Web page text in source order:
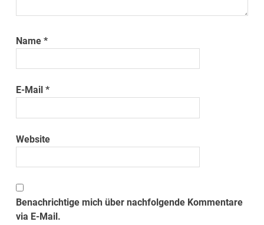
Name*
E-Mail*
Website
Benachrichtige mich über nachfolgende Kommentare
via E-Mail.